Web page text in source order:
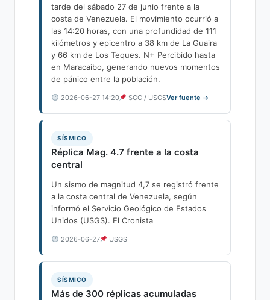
tarde del sábado 27 de junio frente a la
costa de Venezuela. El movimiento ocurrió a
las 14:20 horas, con una profundidad de 111
kilómetros y epicentro a 38 km de La Guaira
y 66 km de Los Teques. N+ Percibido hasta
en Maracaibo, generando nuevos momentos
de pánico entre la población.
2026-06-27 14:20 SGC / USGSVer fuente →
SÍSMICO
Réplica Mag. 4.7 frente a la costa
central
Un sismo de magnitud 4,7 se registró frente
a la costa central de Venezuela, según
informó el Servicio Geológico de Estados
Unidos (USGS). El Cronista
2026-06-27 USGS
SÍSMICO
Más de 300 réplicas acumuladas